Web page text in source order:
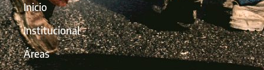
Inicio
Institucional
Áreas